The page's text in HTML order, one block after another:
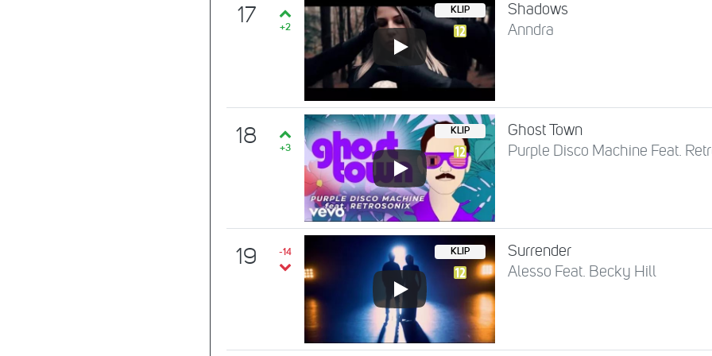
17
+2
KLIP
Shadows
Anndra
18
+3
KLIP
Ghost Town
Purple Disco Machine Feat.
19 -14 KLIP
Surrender
Alesso Feat. Becky Hill